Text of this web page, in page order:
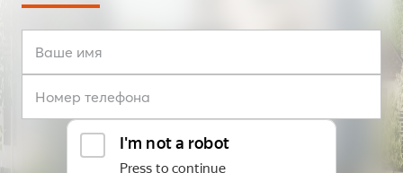
Ваше имя
Номер телефона